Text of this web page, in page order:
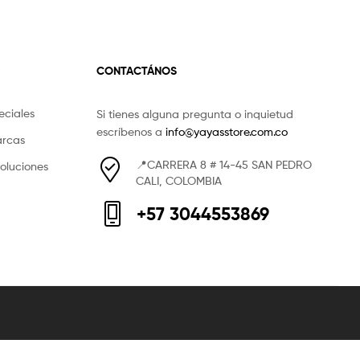
CONTACTÁNOS
Si tienes alguna pregunta o inquietud
escríbenos a info@yayasstore.com.co
📍CARRERA 8 # 14-45 SAN PEDRO
CALI, COLOMBIA
+57 3044553869